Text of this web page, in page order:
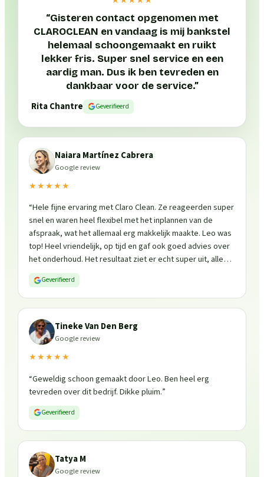
“Gisteren contact opgenomen met
CLAROCLEAN en vandaag is mij bankstel
helemaal schoongemaakt en ruikt
lekker fris. Super snel service en een
aardig man. Dus ik ben tevreden en
dankbaar voor de service.”
Rita Chantre
Geverifieerd
Naiara Martínez Cabrera
Google review
★★★★★
“Hele fijne ervaring met Claro Clean. Ze reageerden super
snel en waren heel flexibel met het inplannen van de
afspraak, wat het allemaal erg makkelijk maakte. Leo was
top! Heel vriendelijk, op tijd en gaf ook goed advies over
het onderhoud. Het resultaat ziet er echt super uit, alles
is weer fris en goed beschermd. Zeker een aanrader, ik
zou ze zo weer inschakelen!
Geverifieerd
Tineke Van Den Berg
Google review
★★★★★
“Geweldig schoon gemaakt door Leo. Ben heel erg
tevreden over dit bedrijf. Dikke pluim.”
Geverifieerd
Tatya M
Google review